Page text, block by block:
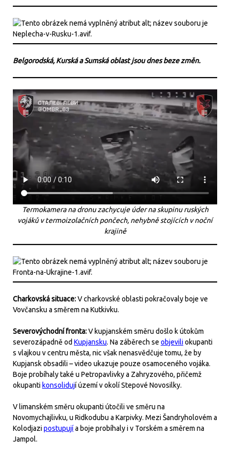
Belgorodská, Kurská a Sumská oblast jsou dnes beze změn.
Termokamera na dronu zachycuje úder na skupinu ruských
vojáků v termoizolačních pončech, nehybně stojících v noční
krajině
Charkovská situace:V charkovské oblasti pokračovaly boje ve
Vovčansku a směrem na Kutkivku.
Severovýchodní fronta:V kupjanském směru došlo k útokům
severozápadně od Kupjansku. Na záběrech se objeviliokupanti
s vlajkou v centru města, nic však nenasvědčuje tomu, že by
Kupjansk obsadili – video ukazuje pouze osamoceného vojáka.
Boje probíhaly také u Petropavlivky a Zahryzového, přičemž
okupanti konsolidují území v okolí Stepové Novosilky.
V limanském směru okupanti útočili ve směru na
Novomychajlivku, u Ridkodubu a Karpivky. Mezi Šandryholovém a
Kolodjazipostupujía boje probíhaly i v Torském a směrem na
Jampol.